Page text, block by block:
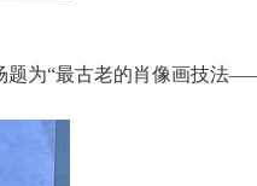
题为“最古老的肖像画技法